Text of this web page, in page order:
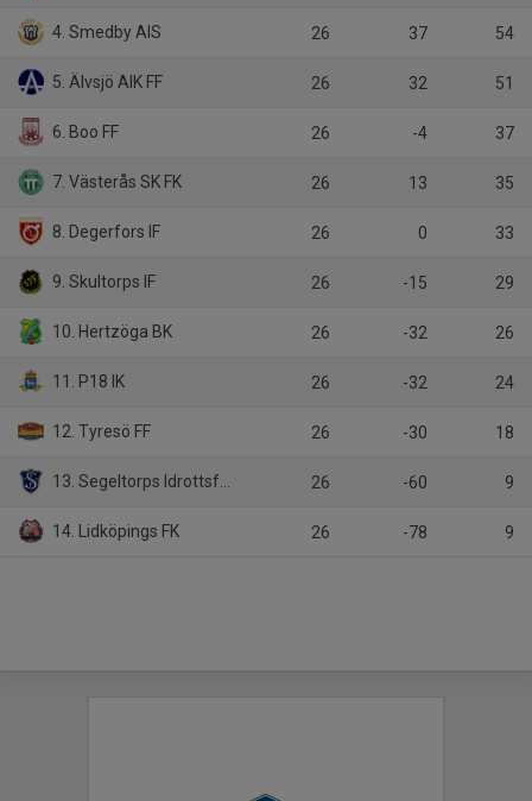
4. Smedby AIS 26 37 54
5. Älvsjö AIK FF 26 32 51
6. Boo FF 26 -4 37
7. Västerås SK FK 26 13 35
8. Degerfors IF 26 0 33
9. Skultorps IF 26 -15 29
10. Hertzöga BK 26 -32 26
11. P18 IK 26 -32 24
12. Tyresö FF 26 -30 18
13. Segeltorps Idrottsförening Fotboll 26 -60 9
14. Lidköpings FK 26 -78 9